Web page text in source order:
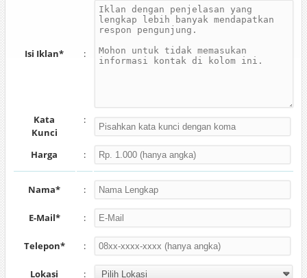
Isi Iklan* :
Kata
Kunci
:
Harga :
Nama* :
E-Mail* :
Telepon* :
Lokasi :